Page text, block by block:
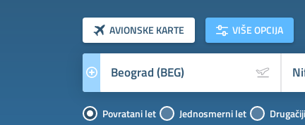
AVIONSKE KARTE Prevoznik
klasa letova
VIŠE OPCIJA
Povratani let Jednosmerni let